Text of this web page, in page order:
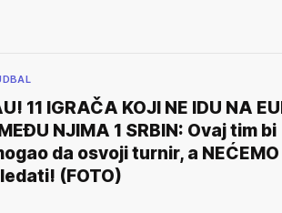
11 IGRAČA KOJI NE IDU NA
NJIMA 1 SRBIN: Ovaj tim bi
da osvoji turnir, a NEĆEMO
(FOTO)